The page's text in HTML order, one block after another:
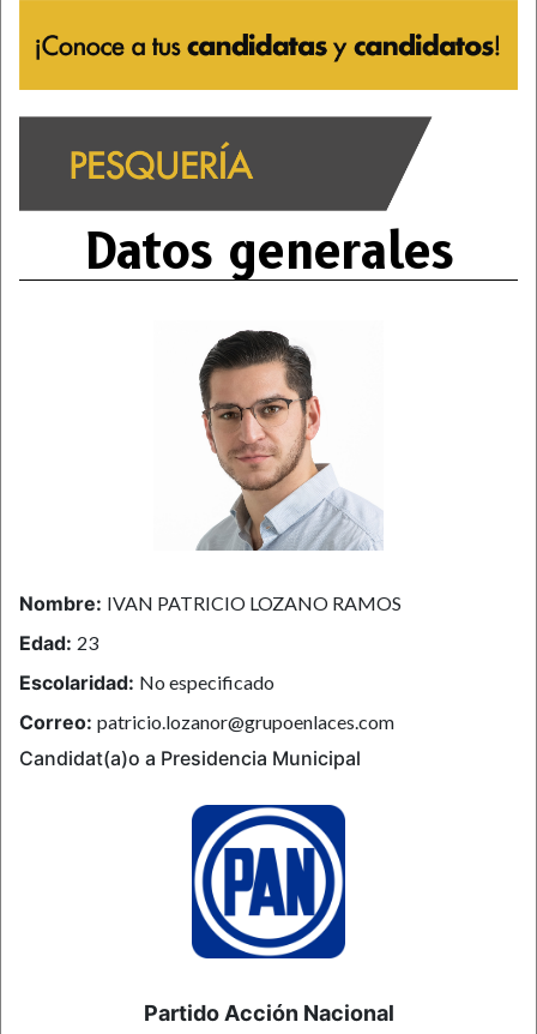
Datos generales
Nombre: IVAN PATRICIO LOZANO RAMOS
Edad: 23
Escolaridad: No especificado
Correo: patricio.lozanor@grupoenlaces.com
Candidat(a)o a Presidencia Municipal
Partido Acción Nacional